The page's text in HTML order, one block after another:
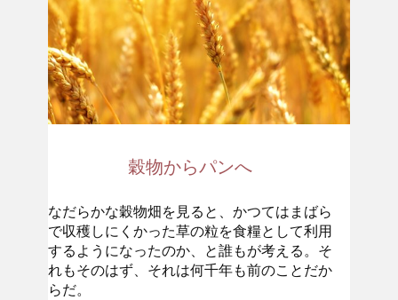
穀物からパンへ
なだらかな穀物畑を見ると、かつてはまばら
で収穫しにくかった草の粒を食糧として利用
するようになったのか、と誰もが考える。そ
れもそのはず、それは何千年も前のことだか
らだ。